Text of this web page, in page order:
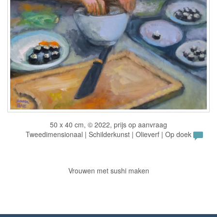
50 x 40 cm, © 2022, prijs op aanvraag
Tweedimensionaal | Schilderkunst | Olieverf | Op doek
Vrouwen met sushi maken